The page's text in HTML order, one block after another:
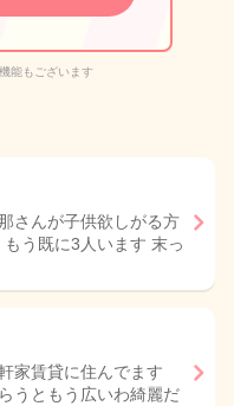
能もございます
さんが子供欲しがる方
う既に3人います 末っ
家賃貸に住んでます
うともう広いわ綺麗だ